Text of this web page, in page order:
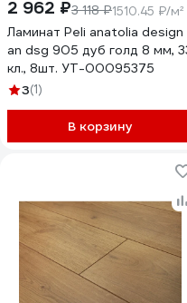
2 962 ₽3 118 ₽1510.45 ₽/м²
Ламинат Peli anatolia design
an dsg 905 дуб голд 8 мм,
кл., 8шт. УТ-00095375
3(1)
В корзину